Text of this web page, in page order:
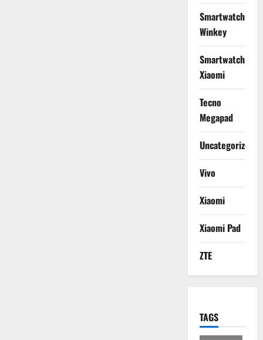
Smartwatch
Winkey
Smartwatch
Xiaomi
Tecno
Megapad
Uncategorized
Vivo
Xiaomi
Xiaomi Pad
ZTE
TAGS